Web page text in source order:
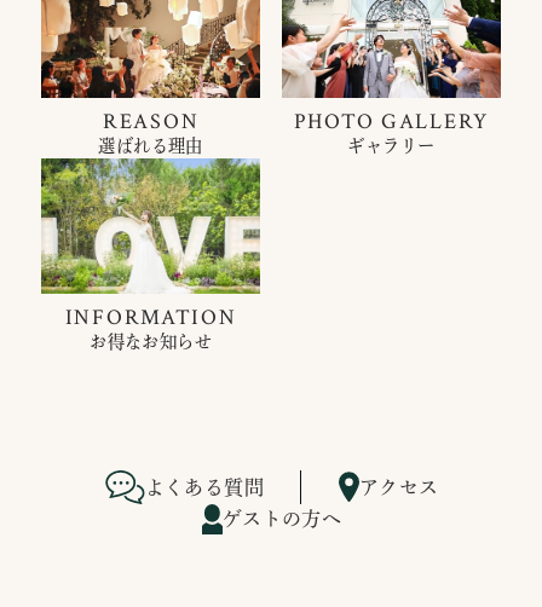
REASON
選ばれる理由
PHOTO GALLERY
ギャラリー
INFORMATION
お得なお知らせ
よくある質問
アクセス
ゲストの方へ